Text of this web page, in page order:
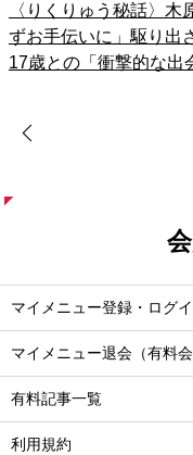
〈りくりゅう秘話〉木
ずお手伝いに」駆り出
17歳との「衝撃的な出
マイメニュー登録・ログ
マイメニュー退会（有料会
有料記事一覧
利用規約